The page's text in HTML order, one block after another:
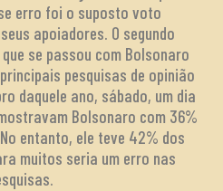
erro foi o suposto voto
apoiadores. O segundo
se passou com Bolsonaro
pesquisas de opinião
daquele ano, sábado, um dia
Bolsonaro com 36%
entanto, ele teve 42% dos
muitos seria um erro nas